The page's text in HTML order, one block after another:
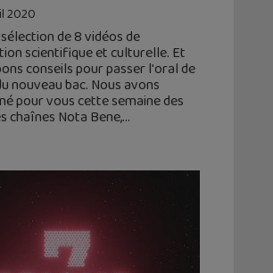
2020
de 8 vidéos de
scientifique et culturelle. Et
conseils pour passer l'oral de
nouveau bac. Nous avons
pour vous cette semaine des
chaînes Nota Bene,